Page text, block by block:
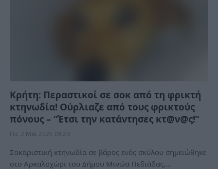
Κρήτη: Περαστικοί σε σοκ από τη φρικτή
κτηνωδία! Ούρλιαζε από τους φρικτούς
πόνους – “Έτσι την κατάντησες κτ@ν@ς!”
Πα, 2 Μάι 2025 09:23
Σοκαριστική κτηνωδία σε βάρος ενός σκύλου σημειώθηκε
στο Αρκαλοχώρι του Δήμου Μινώα Πεδιάδας,…